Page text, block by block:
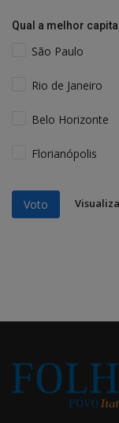
Qual a melhor
São Paulo
Rio de Janeiro
Belo Horizonte
Florianópolis
Voto